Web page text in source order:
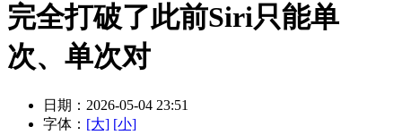
完全打破了此前Siri只能单
次、单次对
日期：2026-05-04 23:51
字体： [大] [小]